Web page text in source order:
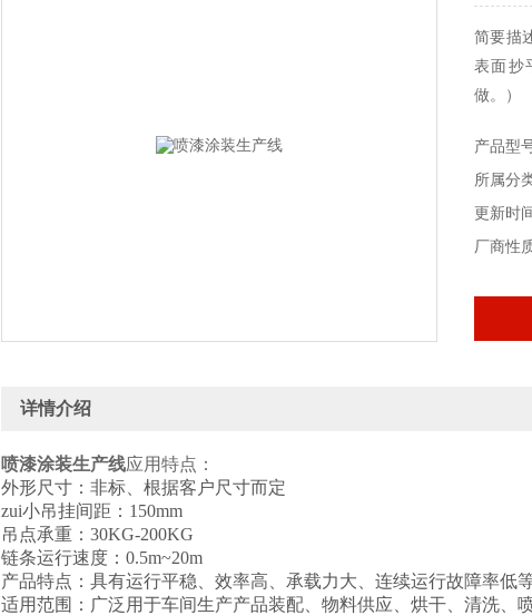
简要描
表面抄
做。）
产品型
所属分
更新时
厂商性
详情介绍
喷漆涂装生产线应用特点：
外形尺寸：非标、根据客户尺寸而定
zui小吊挂间距：150mm
吊点承重：30KG-200KG
链条运行速度：0.5m~20m
产品特点：具有运行平稳、效率高、承载力大、连续运行故障率低等
适用范围：广泛用于车间生产产品装配、物料供应、烘干、清洗、